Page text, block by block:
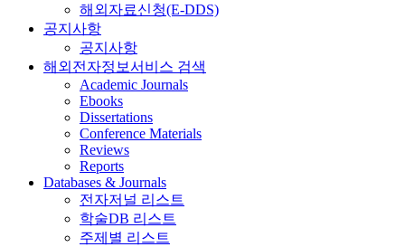
해외자료신청(E-DDS)
공지사항
공지사항
해외전자정보서비스 검색
Academic Journals
Ebooks
Dissertations
Conference Materials
Reviews
Reports
Databases & Journals
전자저널 리스트
학술DB 리스트
주제별 리스트